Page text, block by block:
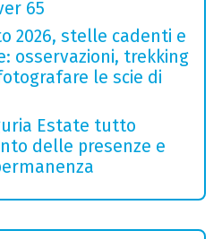
65
2026, stelle cadenti e
osservazioni, trekking
le scie di
Estate tutto
delle presenze e